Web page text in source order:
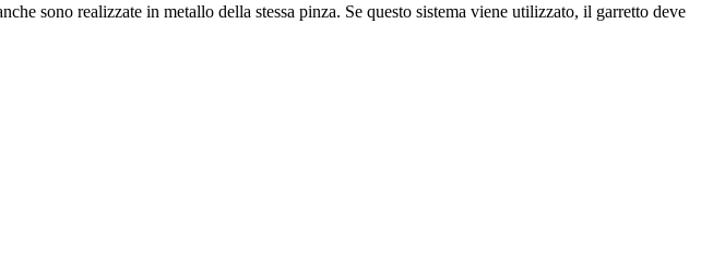
sono realizzate in metallo della stessa pinza. Se questo sistema viene utilizzato, il garretto deve